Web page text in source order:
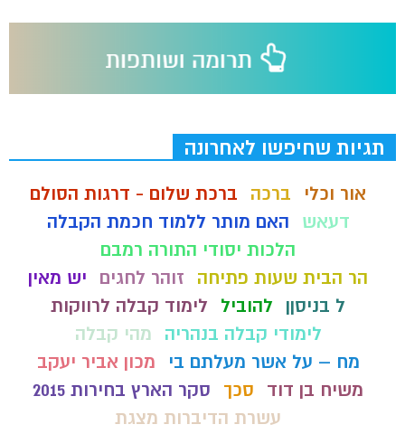
תגיות שחיפשו לאחרונה
אור וכלי ברכה
ברכת שלום - דרגות הסולם
דעאש
האם מותר ללמוד חכמת הקבלה
הלכות יסודי התורה רמבם
הר הבית שעות פתיחה
זוהר לחגים
יש מאין
ל בניסןן להוביל
לימוד קבלה לרווקות
לימודי קבלה בנהריה
מהי קבלה
מח – על אשר מעלתם בי
מכון אביר יעקב
משיח בן דוד
סכך
סקר הארץ בחירות 2015
עשרת הדיברות מצגת